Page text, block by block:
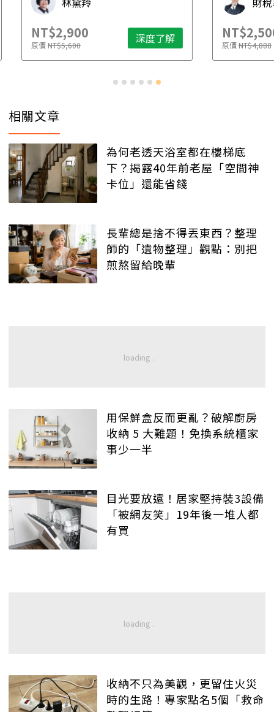
NT$2,500
原價NT$4,888 深度了解 原價
相關文章
為何老透天浴室都在樓梯底
下？揭露40年前老屋「空間神
卡位」還能省錢
長輩總是捨不得丟東西？整理
師的「遺物整理」觀點：別把
煎熬留給晚輩
用保鮮盒反而更亂？破解廚房
收納 5 大難題！免換系統櫃家
事少一半
目光要放遠！居家堅持裝3設備
「被網友笑」19年後一堆人都
有買
收納不只為美觀，更留住火災
時的生路！專家點名5個「救命